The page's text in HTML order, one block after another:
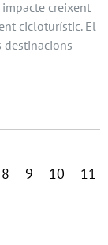
creixent
cicloturístic. El
destinacions
8 9 10 11